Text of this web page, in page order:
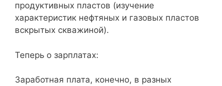
продуктивных пластов (изучение
характеристик нефтяных и газовых пластов
вскрытых скважиной).
Теперь о зарплатах:
Заработная плата, конечно, в разных